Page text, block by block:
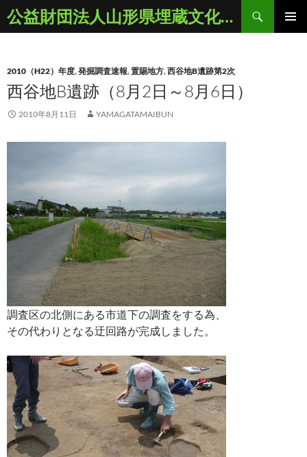
ン
ツ
へ
ッ
公益財団法人山形県埋蔵文化財センター
検
索
2010（H22）年度,発掘調査速報,置賜地方,西谷地B遺跡第2次
西谷地B遺跡（8月2日～8月6日）
2010年8月11日 YAMAGATAMAIBUN
調査区の北側にある市道下の調査をする為、
その代わりとなる迂回路が完成しました。